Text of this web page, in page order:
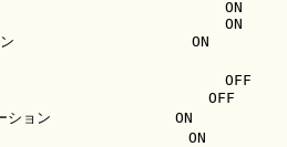
ON
ON
ン                    ON
OFF
OFF
ション              ON
ON